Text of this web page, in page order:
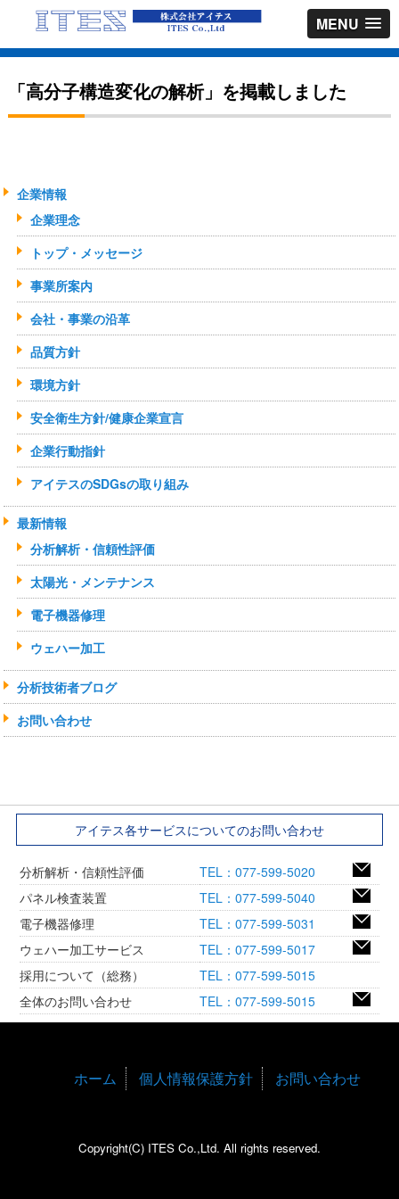
MENU
「高分子構造変化の解析」を掲載しました
企業情報
企業理念
トップ・メッセージ
事業所案内
会社・事業の沿革
品質方針
環境方針
安全衛生方針/健康企業宣言
企業行動指針
アイテスのSDGsの取り組み
最新情報
分析解析・信頼性評価
太陽光・メンテナンス
電子機器修理
ウェハー加工
分析技術者ブログ
お問い合わせ
アイテス各サービスについてのお問い合わせ
分析解析・信頼性評価
TEL：077-599-5020
パネル検査装置
TEL：077-599-5040
電子機器修理
TEL：077-599-5031
ウェハー加工サービス
TEL：077-599-5017
採用について（総務）
TEL：077-599-5015
全体のお問い合わせ
TEL：077-599-5015
ホーム 個人情報保護方針 お問い合わせ
Copyright(C) ITES Co.,Ltd. All rights reserved.